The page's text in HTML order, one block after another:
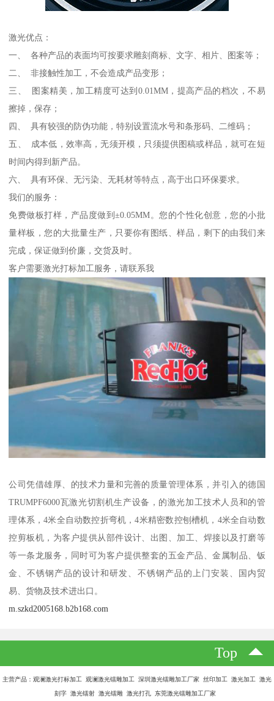
激光优点：
一、 各种产品的表面均可按要求雕刻商标、文字、相片、图案等；
二、 非接触性加工，不会造成产品变形；
三、 图案精美，加工精度可达到0.01MM，提高产品的档次，不易
擦掉，保存；
四、 具有较强的防伪功能，特别设置流水号和条形码、二维码；
五、 成本低，效率高，无须开模，只须提供图稿或样品，就可在短
时间内得到新产品。
六、 具有环保、无污染、无耗材等特点，高于出口环保要求。
我们的服务：
免费做板打样，产品度做到±0.05MM。您的个性化创意，您的小批
量样板，您的大批量生产，只要你有图纸、样品，剩下的由我们来
完成，保证做到价廉，交货及时。
客户需要激光打标加工服务，请联系我
公司凭借雄厚、的技术力量和完善的质量管理体系，并引入的德国
TRUMPF6000瓦激光切割机生产设备，的激光加工技术人员和的管
理体系，4米全自动数控折弯机，4米精密数控刨槽机，4米全自动数
控剪板机，为客户提供从部件设计、出图、加工、焊接以及打磨等
等一条龙服务，同时可为客户提供整套的五金产品、金属制品、钣
金、不锈钢产品的设计和研发、不锈钢产品的上门安装、国内贸
易、货物及技术进出口。
m.szkd2005168.b2b168.com
Top
主营产品：观澜激光打标加工 观澜激光镭雕加工 深圳激光镭雕加工厂家 丝印加工 激光加工 激光
刻字 激光镭射 激光镭雕 激光打孔 东莞激光镭雕加工厂家